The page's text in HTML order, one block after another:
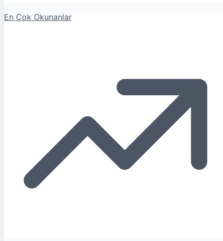
En Çok Okunanlar